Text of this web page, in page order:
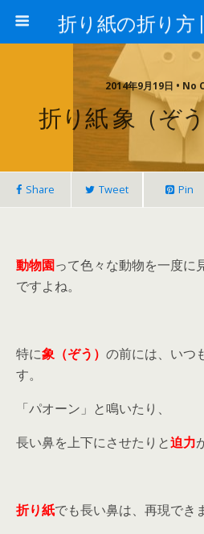
2014年9月19日 •
折り紙 象（ぞ
Share Tweet Pin
動物園って色々な動物を一度に
ですよね。
特に象（ぞう） の前には、いつ
す。
「パオーン」と鳴いたり、
長い鼻を上下にさせたりと迫力
折り紙でも長い鼻は、再現でき